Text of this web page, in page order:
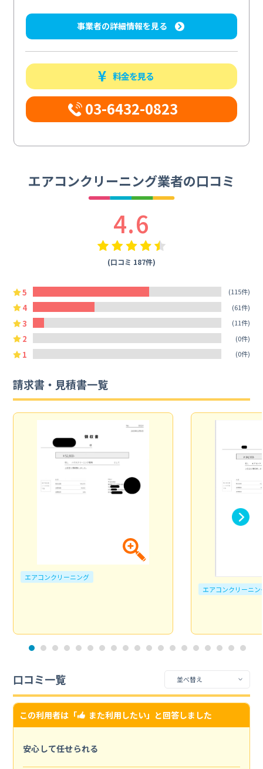
事業者の詳細情報を見る
料金を見る
03-6432-0823
エアコンクリーニング業者の口コミ
4.6
(口コミ 187件)
5 (115件)
4 (61件)
3 (11件)
2 (0件)
1 (0件)
請求書・見積書一覧
エアコンクリーニング
エアコンクリーニン
口コミ一覧
この利用者は「 また利用したい」と回答しました
安心して任せられる